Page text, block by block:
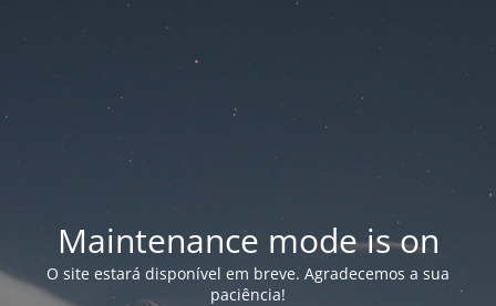
Maintenance mode is on
O site estará disponível em breve. Agradecemos a sua
paciência!